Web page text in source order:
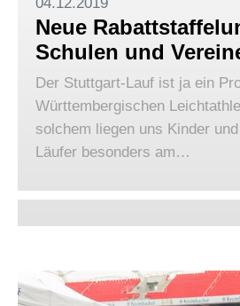
Neue
Schulen und
Der Stuttgart-Lauf ist ja ein
Württembergischen
solchem liegen uns Kinder
Läufer besonders am…